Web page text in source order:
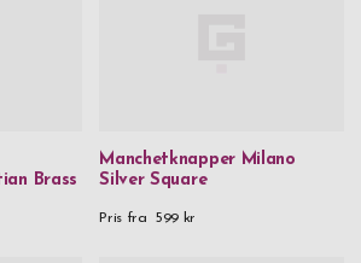
Brass
Manchetknapper Milano
Silver Square
Pris fra 599 kr